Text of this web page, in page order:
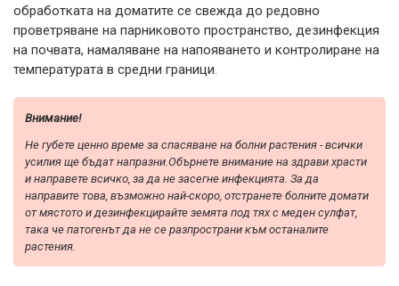
обработката на доматите се свежда до редовно
проветряване на парниковото пространство, дезинфекция
на почвата, намаляване на напояването и контролиране на
температурата в средни граници.
Внимание!
Не губете ценно време за спасяване на болни растения - всички
усилия ще бъдат напразни.Обърнете внимание на здрави храсти
и направете всичко, за да не засегне инфекцията. За да
направите това, възможно най-скоро, отстранете болните домати
от мястото и дезинфекцирайте земята под тях с меден сулфат,
така че патогенът да не се разпространи към останалите
растения.